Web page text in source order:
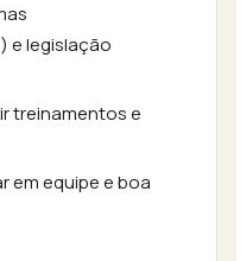
e legislação
treinamentos e
em equipe e boa